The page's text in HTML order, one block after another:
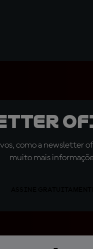
como a newsletter
muito mais